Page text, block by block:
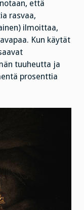
että
rasvaa,
ilmoittaa,
Kun käytät
tuuheutta ja
prosenttia